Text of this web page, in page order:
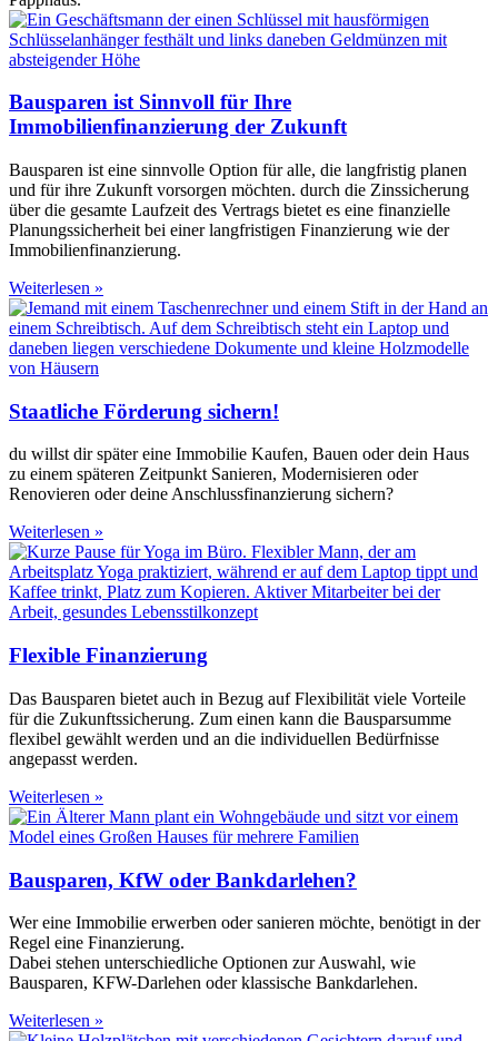
Bausparen ist Sinnvoll für Ihre
Immobilienfinanzierung der Zukunft
Bausparen ist eine sinnvolle Option für alle, die langfristig planen
und für ihre Zukunft vorsorgen möchten. durch die Zinssicherung
über die gesamte Laufzeit des Vertrags bietet es eine finanzielle
Planungssicherheit bei einer langfristigen Finanzierung wie der
Immobilienfinanzierung.
Weiterlesen »
Staatliche Förderung sichern!
du willst dir später eine Immobilie Kaufen, Bauen oder dein Haus
zu einem späteren Zeitpunkt Sanieren, Modernisieren oder
Renovieren oder deine Anschlussfinanzierung sichern?
Weiterlesen »
Flexible Finanzierung
Das Bausparen bietet auch in Bezug auf Flexibilität viele Vorteile
für die Zukunftssicherung. Zum einen kann die Bausparsumme
flexibel gewählt werden und an die individuellen Bedürfnisse
angepasst werden.
Weiterlesen »
Bausparen, KfW oder Bankdarlehen?
Wer eine Immobilie erwerben oder sanieren möchte, benötigt in der
Regel eine Finanzierung.
Dabei stehen unterschiedliche Optionen zur Auswahl, wie
Bausparen, KFW-Darlehen oder klassische Bankdarlehen.
Weiterlesen »